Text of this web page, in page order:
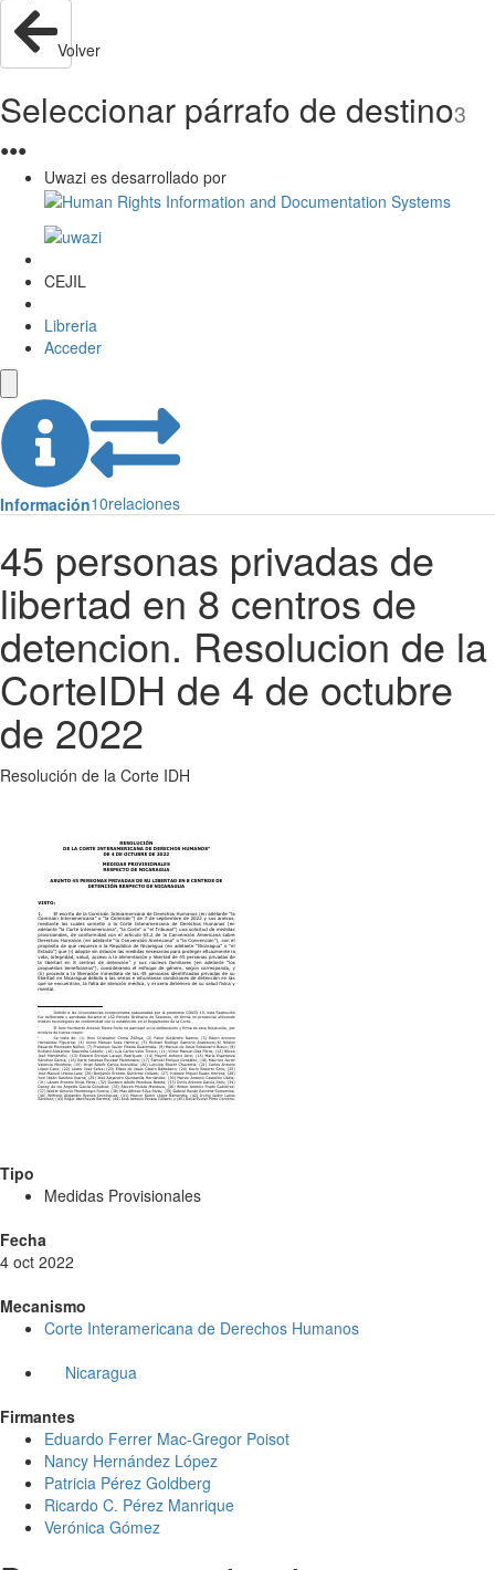
Volver
Seleccionar párrafo de destino3
●●●
Uwazi es desarrollado por
CEJIL
Libreria
Acceder
Información10relaciones
45 personas privadas de
libertad en 8 centros de
detencion. Resolucion de la
CorteIDH de 4 de octubre
de 2022
Resolución de la Corte IDH
Tipo
Medidas Provisionales
Fecha
4 oct 2022
Mecanismo
Corte Interamericana de Derechos Humanos
Nicaragua
Firmantes
Eduardo Ferrer Mac-Gregor Poisot
Nancy Hernández López
Patricia Pérez Goldberg
Ricardo C. Pérez Manrique
Verónica Gómez